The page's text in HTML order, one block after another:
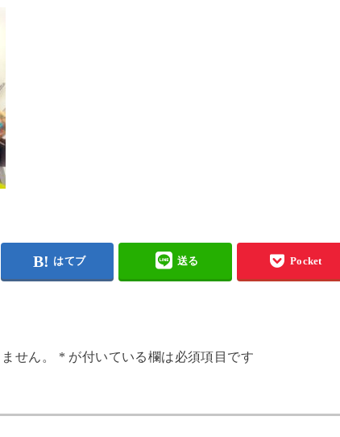
はてブ 送る Pocket
せん。 * が付いている欄は必須項目です